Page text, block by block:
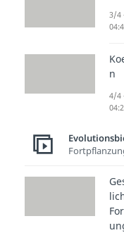
Die
nicht
können
dem
allem
die
3/4
n
4/4